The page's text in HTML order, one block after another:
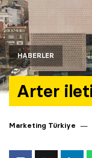
HABERLER
Arter
Marketing Türkiye